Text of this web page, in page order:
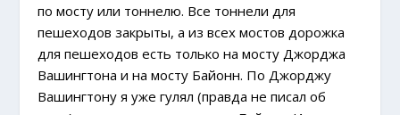
по мосту или тоннелю. Все тоннели для
пешеходов закрыты, а из всех мостов дорожка
для пешеходов есть только на мосту Джорджа
Вашингтона и на мосту Байонн. По Джорджу
Вашингтону я уже гулял (правда не писал об